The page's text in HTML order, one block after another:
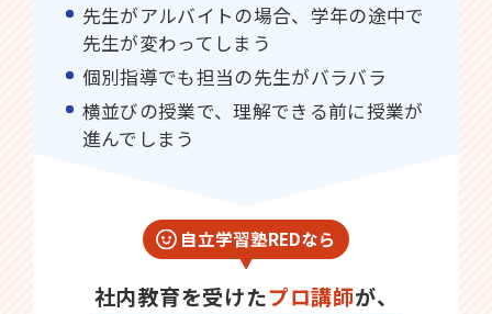
先生がアルバイトの場合、学年の途中で
先生が変わってしまう
個別指導でも担当の先生がバラバラ
横並びの授業で、理解できる前に授業が
進んでしまう
自立学習塾REDなら
社内教育を受けたプロ講師が、